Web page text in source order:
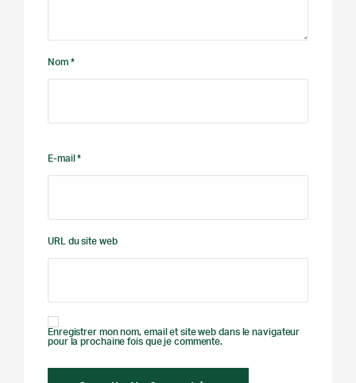
Nom *
E-mail *
URL du site web
Enregistrer mon nom, email et site web dans le navigateur
pour la prochaine fois que je commente.